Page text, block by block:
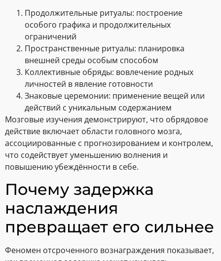
Продолжительные ритуалы: построение
особого графика и продолжительных
ограничений
Пространственные ритуалы: планировка
внешней среды особым способом
Коллективные обряды: вовлечение родных
личностей в явление готовности
Знаковые церемонии: применение вещей или
действий с уникальным содержанием
Мозговые изучения демонстрируют, что обрядовое
действие включает области головного мозга,
ассоциированные с прогнозированием и контролем,
что содействует уменьшению волнения и
повышению убеждённости в себе.
Почему задержка
наслаждения
превращает его сильнее
Феномен отсроченного вознаграждения показывает,